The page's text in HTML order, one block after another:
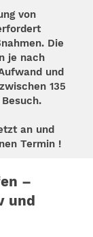
von
Die
je nach
und
135
an und
Termin !
–
und